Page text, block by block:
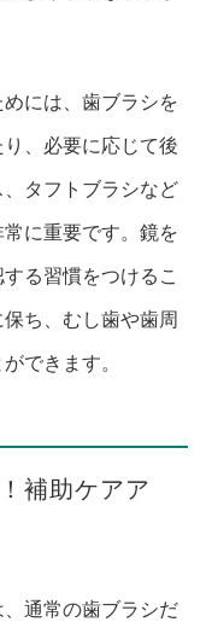
には、歯ブラシを
、必要に応じて後
タフトブラシなど
に重要です。鏡を
る習慣をつけるこ
ち、むし歯や歯周
できます。
補助ケアア
通常の歯ブラシだ